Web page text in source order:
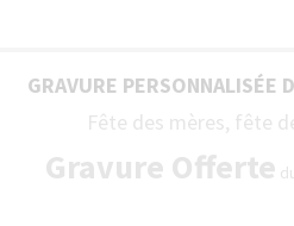
GARANTIE
GRAVURE PERSONNALISÉE
Fête des mères, fête
Gravure Offerte